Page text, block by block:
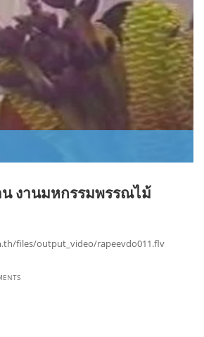
งานมหกรรมพรรณไม้
files/output_video/rapeevdo011.flv